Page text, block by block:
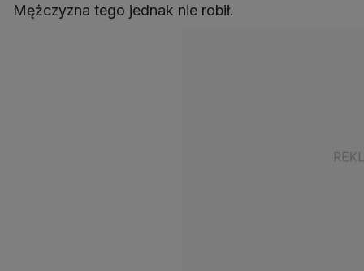
Mężczyzna tego jednak nie robił.